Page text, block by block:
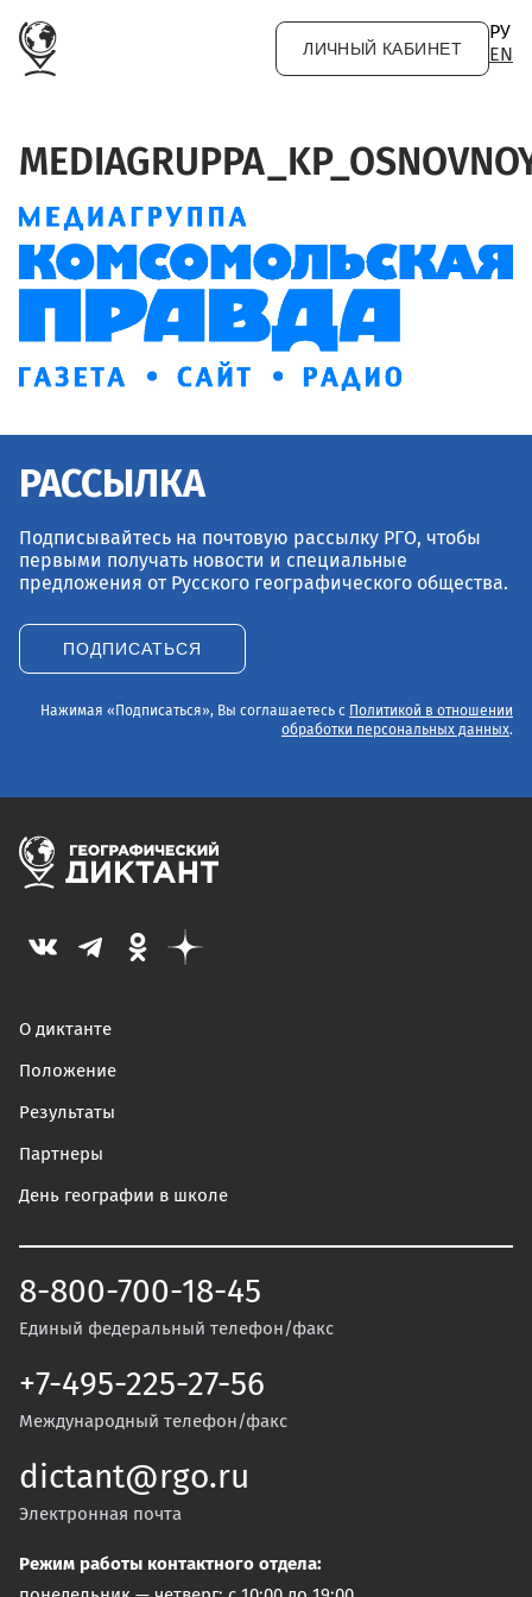
ЛИЧНЫЙ КАБИНЕТ
РУ
EN
РАССЫЛКА
Подписывайтесь на почтовую рассылку РГО, чтобы
первыми получать новости и специальные
предложения от Русского географического общества.
ПОДПИСАТЬСЯ
Нажимая «Подписаться», Вы соглашаетесь с
Политикой в отношении
обработки персональных данных.
О диктанте
Положение
Результаты
Партнеры
День географии в школе
8-800-700-18-45
Единый федеральный телефон/факс
+7-495-225-27-56
Международный телефон/факс
dictant@rgo.ru
Электронная почта
Режим работы контактного отдела: